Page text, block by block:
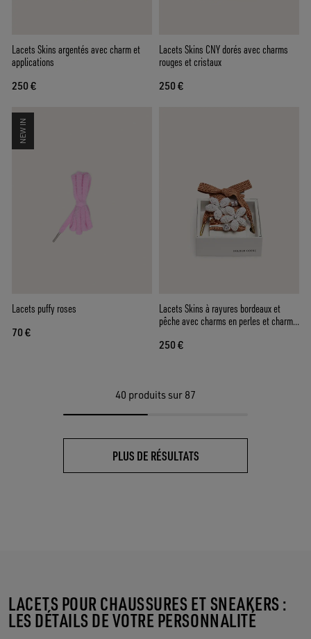
Lacets Skins argentés avec charm et
applications
250 €
Lacets Skins CNY dorés avec charms
rouges et cristaux
250 €
NEW IN
Lacets puffy roses
70 €
Lacets Skins à rayures bordeaux et
pêche avec charms en perles et charms
250 €
40 produits sur 87
PLUS DE RÉSULTATS
LACETS POUR CHAUSSURES ET SNEAKERS :
LES DÉTAILS DE VOTRE PERSONNALITÉ